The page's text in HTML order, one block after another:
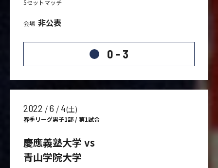
5セットマッチ
会場 非公表
0 - 3
2022 /6 / 4(土)
春季リーグ男子1部 / 第1試合
慶應義塾大学 vs
青山学院大学